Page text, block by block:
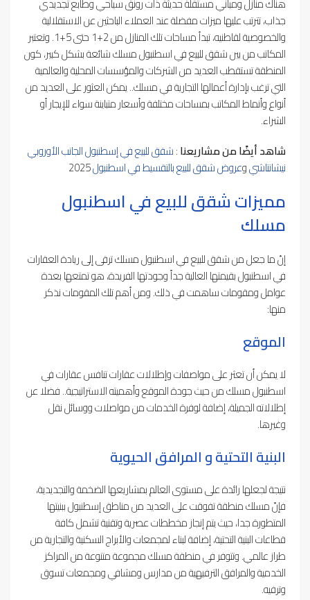
جذاب، تترتب عليها ميزات مفضلة عند العملاء الباحثين عن الاستقلالية
والخصوصية لقاطنيه، تبدأ مساحات تلك المنازل من 2+1 حتى 5+1. وتعتبر
المكاتب من بين شقق للبيع في اسطنبول مسلك شائعة بشكل كبير، كون
المنطقة تستقطب العديد من الشركات والمؤسسات المحلية والعالمية
التي ترغب بإدارة أعمالها التجارية في مسلك.. يمكن العثور على العديد من
أنواع وأنماط المكاتب بمساحات مختلفة وأسعار متباينة سواء للإيجار أو
الشراء.
شاهد أيضًا من مشاريعنا:شقق للبيع في إسطنبول الجانب الأوروبي
نيشانتاشيوعروض شقق للبيع بالتقسيط في اسطنبول
مميزات شقق للبيع في اسطنبول
مسلك
إنّ ما جعل من شقق للبيع في اسطنبول مسلك ترقى إلى ريادة العقارات
في اسطنبول بقيمتها العالية جداً وجودتها الفريدة، هو تمتعها بعدة
عوامل ومقومات ساهمت في ذلك. ومن أهم تلك المقومات نذكر
منها:
الموقع
لا يمكن أن تعثر على مواصفات وإطلالات عقارات تنافس عقارات في
اسطنبول مسلك من حيث جودة الموقع وأهميته الاستراتيجية.. فضلا عن
إطلالاته الجميلة، إضافة لوفرة الخدمات من مواصلات ووسائل نقل
وغيرها.
البنية التحتية و المرافق الحيوية
نتيجة لجعلها رائدة على مستوى العالم بمشاريعها الضخمة والتجديدية،
فإنّ مسلك منطقة تفوقت على العديد من مناطق إسطنبول ببنيتها
المتطورة جدا، حيث يتم إنجاز مخططات عصرية وتقنية تشمل كافة
قطاعات البنية التحتية، إضافة لبناء لمجمعات والأبراج السكنية والتجارية من
طراز عالمي. وتتوفر في منطقة مسلك مجموعة متنوعة من المراكز
الخدمية والمرافق الترفيهية من مدارس ومشافي ومجمعات تسوق
وترفيه.